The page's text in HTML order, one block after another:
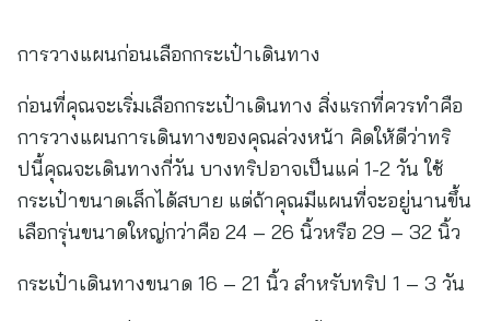
การวางแผนก่อนเลือกกระเป๋าเดินทาง
ก่อนที่คุณจะเริ่มเลือกกระเป๋าเดินทาง สิ่งแรกที่ควรทำคือ
การวางแผนการเดินทางของคุณล่วงหน้า คิดให้ดีว่าทริ
ปนี้คุณจะเดินทางกี่วัน บางทริปอาจเป็นแค่ 1-2 วัน ใช้
กระเป๋าขนาดเล็กได้สบาย แต่ถ้าคุณมีแผนที่จะอยู่นานขึ้น
เลือกรุ่นขนาดใหญ่กว่าคือ 24 – 26 นิ้วหรือ 29 – 32 นิ้ว
กระเป๋าเดินทางขนาด 16 – 21 นิ้ว สำหรับทริป 1 – 3 วัน